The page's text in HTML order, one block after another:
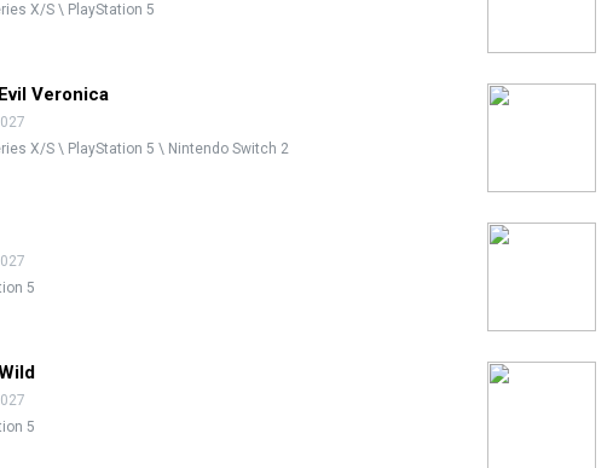
X/S \ PlayStation 5
Veronica
X/S \ PlayStation 5 \ Nintendo Switch 2
5
5